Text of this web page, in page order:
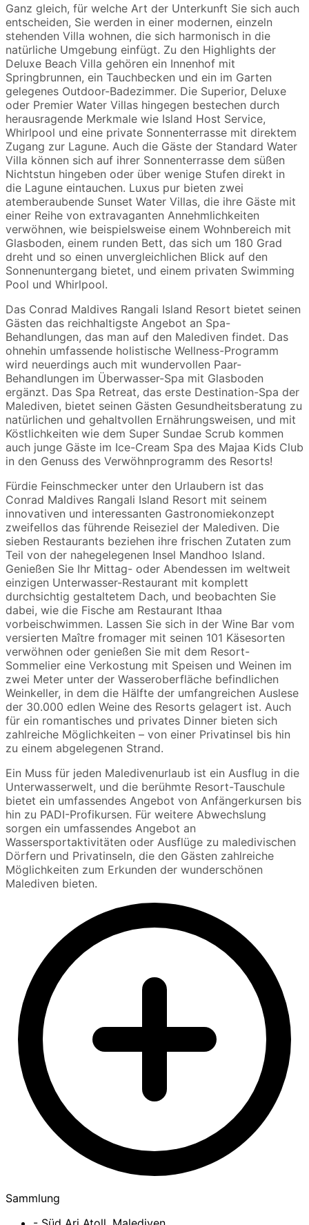
Ganz gleich, für welche Art der Unterkunft Sie sich auch
entscheiden, Sie werden in einer modernen, einzeln
stehenden Villa wohnen, die sich harmonisch in die
natürliche Umgebung einfügt. Zu den Highlights der
Deluxe Beach Villa gehören ein Innenhof mit
Springbrunnen, ein Tauchbecken und ein im Garten
gelegenes Outdoor-Badezimmer. Die Superior, Deluxe
oder Premier Water Villas hingegen bestechen durch
herausragende Merkmale wie Island Host Service,
Whirlpool und eine private Sonnenterrasse mit direktem
Zugang zur Lagune. Auch die Gäste der Standard Water
Villa können sich auf ihrer Sonnenterrasse dem süßen
Nichtstun hingeben oder über wenige Stufen direkt in
die Lagune eintauchen. Luxus pur bieten zwei
atemberaubende Sunset Water Villas, die ihre Gäste mit
einer Reihe von extravaganten Annehmlichkeiten
verwöhnen, wie beispielsweise einem Wohnbereich mit
Glasboden, einem runden Bett, das sich um 180 Grad
dreht und so einen unvergleichlichen Blick auf den
Sonnenuntergang bietet, und einem privaten Swimming
Pool und Whirlpool.
Das Conrad Maldives Rangali Island Resort bietet seinen
Gästen das reichhaltigste Angebot an Spa-
Behandlungen, das man auf den Malediven findet. Das
ohnehin umfassende holistische Wellness-Programm
wird neuerdings auch mit wundervollen Paar-
Behandlungen im Überwasser-Spa mit Glasboden
ergänzt. Das Spa Retreat, das erste Destination-Spa der
Malediven, bietet seinen Gästen Gesundheitsberatung zu
natürlichen und gehaltvollen Ernährungsweisen, und mit
Köstlichkeiten wie dem Super Sundae Scrub kommen
auch junge Gäste im Ice-Cream Spa des Majaa Kids Club
in den Genuss des Verwöhnprogramm des Resorts!
Fürdie Feinschmecker unter den Urlaubern ist das
Conrad Maldives Rangali Island Resort mit seinem
innovativen und interessanten Gastronomiekonzept
zweifellos das führende Reiseziel der Malediven. Die
sieben Restaurants beziehen ihre frischen Zutaten zum
Teil von der nahegelegenen Insel Mandhoo Island.
Genießen Sie Ihr Mittag- oder Abendessen im weltweit
einzigen Unterwasser-Restaurant mit komplett
durchsichtig gestaltetem Dach, und beobachten Sie
dabei, wie die Fische am Restaurant Ithaa
vorbeischwimmen. Lassen Sie sich in der Wine Bar vom
versierten Maître fromager mit seinen 101 Käsesorten
verwöhnen oder genießen Sie mit dem Resort-
Sommelier eine Verkostung mit Speisen und Weinen im
zwei Meter unter der Wasseroberfläche befindlichen
Weinkeller, in dem die Hälfte der umfangreichen Auslese
der 30.000 edlen Weine des Resorts gelagert ist. Auch
für ein romantisches und privates Dinner bieten sich
zahlreiche Möglichkeiten – von einer Privatinsel bis hin
zu einem abgelegenen Strand.
Ein Muss für jeden Maledivenurlaub ist ein Ausflug in die
Unterwasserwelt, und die berühmte Resort-Tauschule
bietet ein umfassendes Angebot von Anfängerkursen bis
hin zu PADI-Profikursen. Für weitere Abwechslung
sorgen ein umfassendes Angebot an
Wassersportaktivitäten oder Ausflüge zu maledivischen
Dörfern und Privatinseln, die den Gästen zahlreiche
Möglichkeiten zum Erkunden der wunderschönen
Malediven bieten.
Sammlung